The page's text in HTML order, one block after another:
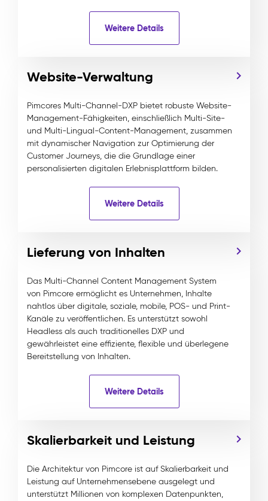
Weitere Details
Website-Verwaltung
Pimcores Multi-Channel-DXP bietet robuste Website-
Management-Fähigkeiten, einschließlich Multi-Site-
und Multi-Lingual-Content-Management, zusammen
mit dynamischer Navigation zur Optimierung der
Customer Journeys, die die Grundlage einer
personalisierten digitalen Erlebnisplattform bilden.
Weitere Details
Lieferung von Inhalten
Das Multi-Channel Content Management System
von Pimcore ermöglicht es Unternehmen, Inhalte
nahtlos über digitale, soziale, mobile, POS- und Print-
Kanäle zu veröffentlichen. Es unterstützt sowohl
Headless als auch traditionelles DXP und
gewährleistet eine effiziente, flexible und überlegene
Bereitstellung von Inhalten.
Weitere Details
Skalierbarkeit und Leistung
Die Architektur von Pimcore ist auf Skalierbarkeit und
Leistung auf Unternehmensebene ausgelegt und
unterstützt Millionen von komplexen Datenpunkten,